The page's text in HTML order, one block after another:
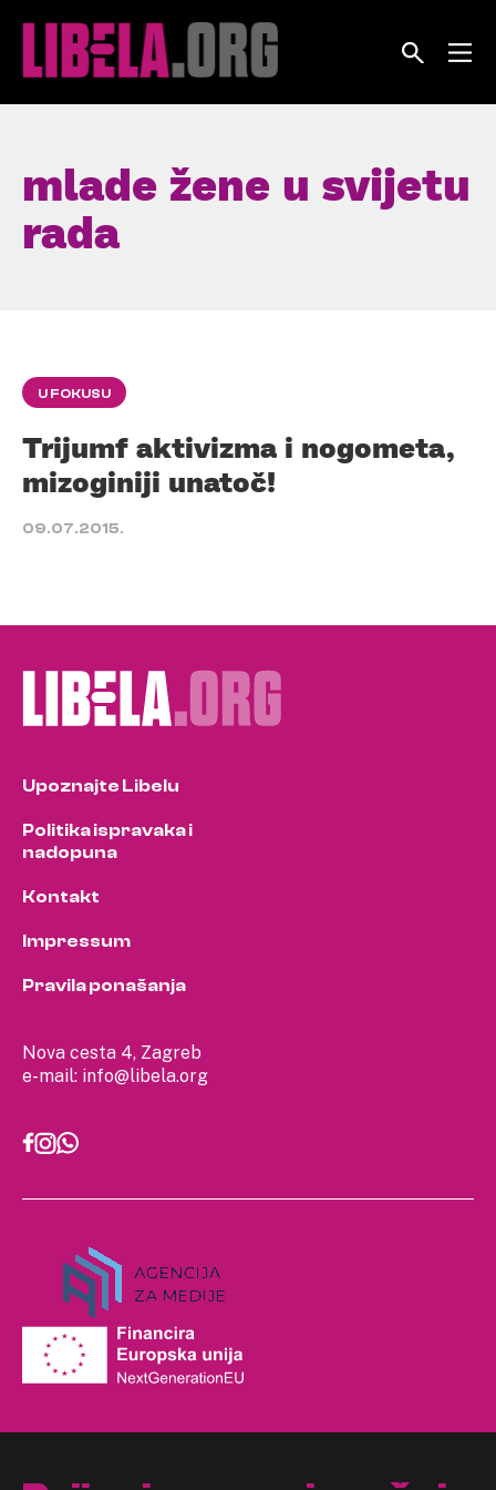
mlade žene u svijetu
rada
U FOKUSU
Trijumf aktivizma i nogometa,
mizoginiji unatoč!
09.07.2015.
Nova cesta 4, Zagreb
e-mail: info@libela.org
Upoznajte Libelu
Politika ispravaka i
nadopuna
Kontakt
Impressum
Pravila ponašanja